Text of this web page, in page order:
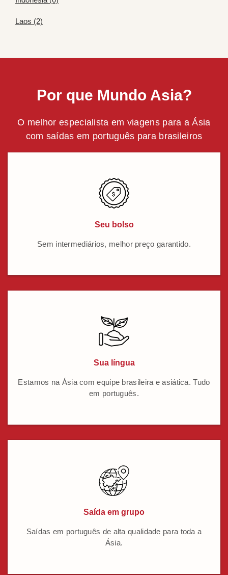
Laos (2)
Por que Mundo Asia?
O melhor especialista em viagens para a Ásia
com saídas em português para brasileiros
Seu bolso
Sem intermediários, melhor preço garantido.
Sua língua
Estamos na Ásia com equipe brasileira e asiática. Tudo
em português.
Saída em grupo
Saídas em português de alta qualidade para toda a
Ásia.